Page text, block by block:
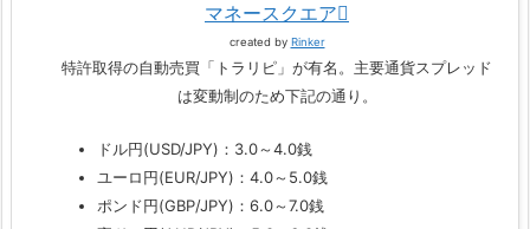
マネースクエア
created by Rinker
特許取得の自動売買「トラリピ」が有名。主要通貨スプレッド
は変動制のため下記の通り。
ドル円(USD/JPY)：3.0～4.0銭
ユーロ円(EUR/JPY)：4.0～5.0銭
ポンド円(GBP/JPY)：6.0～7.0銭